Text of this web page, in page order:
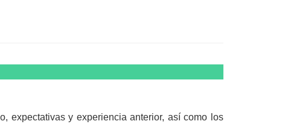
expectativas y experiencia anterior, así como los